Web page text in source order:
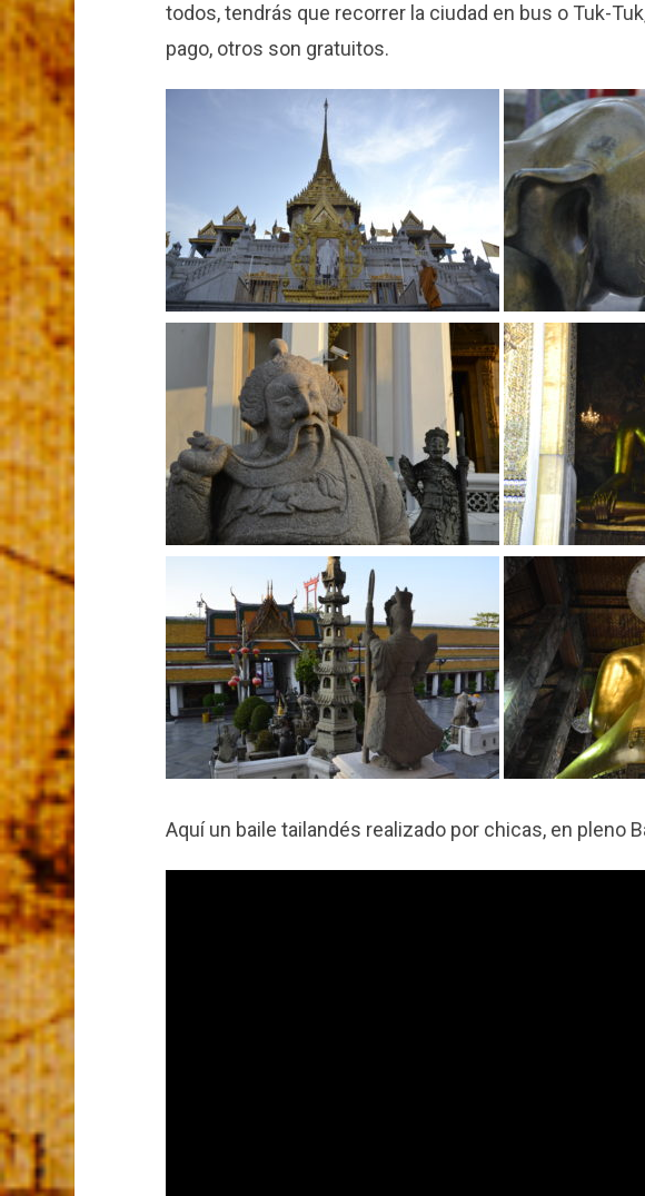
todos, tendrás que recorrer la ciudad en bus o Tuk-
pago, otros son gratuitos.
Aquí un baile tailandés realizado por chicas, en pleno